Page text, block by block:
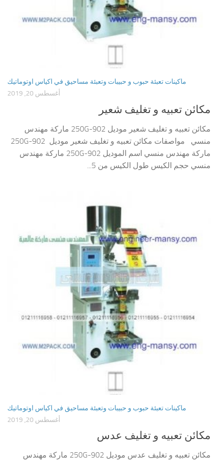
ماكينات تعبئة حبوب و حبيبات وتعبئة مساحيق في اكياس اوتوماتيك
أغسطس 20, 2019
مكائن تعبيه و تغليف شعير
مكائن تعبيه و تغليف شعير موديل 902-250G ماركة مهندس
منسي مواصفات مكائن تعبيه و تغليف شعير موديل 902-250G
ماركة مهندس منسي اسم الموديل 902-250G ماركة مهندس
منسي حجم الكيس طول الكيس من 5...
ماكينات تعبئة حبوب و حبيبات وتعبئة مساحيق في اكياس اوتوماتيك
أغسطس 20, 2019
مكائن تعبيه و تغليف عدس
مكائن تعبيه و تغليف عدس موديل 902-250G ماركة مهندس